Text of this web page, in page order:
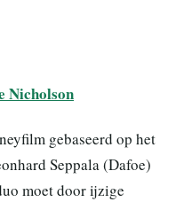
Nicholson
gebaseerd op het
Seppala (Dafoe)
moet door ijzige